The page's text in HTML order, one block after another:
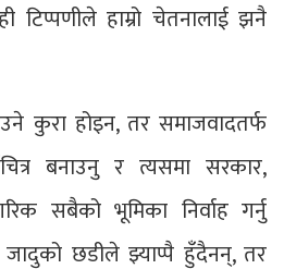
टिप्पणीले हाम्रो चेतनालाई झनै
कुरा होइन, तर समाजवादतर्फ
बनाउनु र त्यसमा सरकार,
सबैको भूमिका निर्वाह गर्नु
छडीले झ्याप्पै हुँदैनन्, तर